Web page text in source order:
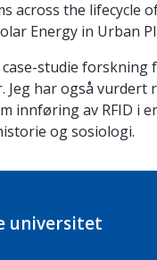
the lifecycle
Energy in Urban
studie
har også
av RFID i
og sosiologi.
universitet